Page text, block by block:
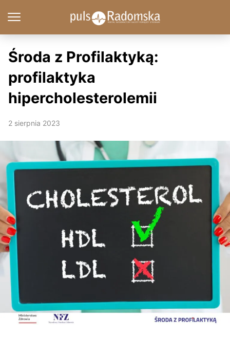
Środa z Profilaktyką:
profilaktyka
hipercholesterolemii
2 sierpnia 2023